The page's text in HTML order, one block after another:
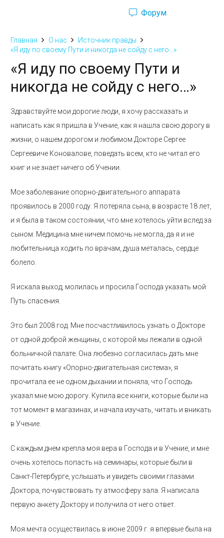
Форум
Главная О нас
Источник правды
«Я иду по своему Пути и никогда не сойду с него…»
«Я иду по своему Пути и
никогда не сойду с него…»
Здравствуйте мои дорогие люди, я хочу рассказать и
написать как я пришла в Учение, как я нашла свою дорогу в
жизни, о нашем дорогом и любимом Докторе Сергее
Сергеевиче Коновалове, поведать всем, кто не читал его
книг и не знает ничего об Учении.
Мое заболевание опорно-двигательного аппарата
проявилось в 2000 году. Я потеряла сына, в возрасте 18 лет,
и я была в таком состоянии, что мне хотелось уйти вслед за
сыном. Медицина мне ничем помочь не могла, да я и не
любительница ходить по врачам, душа металась, сердце
болело.
Я искала выход, молилась и просила Господа указать мой
Путь спасения.
Это был 2008 год. Мне посчастливилось узнать о Докторе
от одной доброй женщины, с которой мы лежали в одной
больничной палате. Она любезно согласилась дать мне
почитать книгу «Опорно-двигательная система», я
прочитала ее не одном дыхании и поняла, что Господь
указал мне мою дорогу. Купила все книги, которые были на
тот момент в магазинах, и начала изучать, читать и вникать
в Учение.
С каждым днем крепла моя вера в Господа и в Учение, и мне
очень хотелось попасть на семинары, которые были в
Санкт-Петербурге, услышать и увидеть своими глазами
Доктора, почувствовать ту атмосферу зала. Я написала
первую анкету Доктору и получила от него ответ.
Моя мечта осуществилась в июне 2009 г. я впервые была на